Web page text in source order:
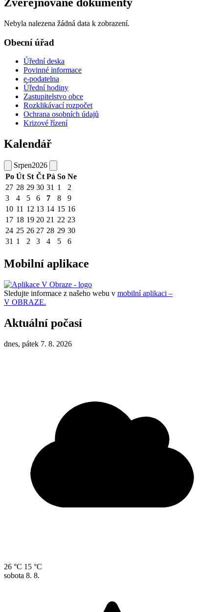
Nebyla nalezena žádná data k zobrazení.
Obecní úřad
Úřední deska
Povinné informace
e-podatelna
Úřední hodiny
Zastupitelstvo obce
Rozklikávací rozpočet
Ochrana osobních údajů
Krizové řízení
Kalendář
Srpen2026
Po Út St Čt Pá So Ne
27 28 29 30 31 1
2
3
4 5 6 7 8
9
10 11 12 13 14 15 16
17 18 19 20 21 22 23
24 25 26 27 28 29 30
31 1 2 3 4 5 6
Mobilní aplikace
Sledujte informace z našeho webu v mobilní aplikaci –
V OBRAZE.
Aktuální počasí
dnes, pátek 7. 8. 2026
26 °C 15 °C
sobota 8. 8.